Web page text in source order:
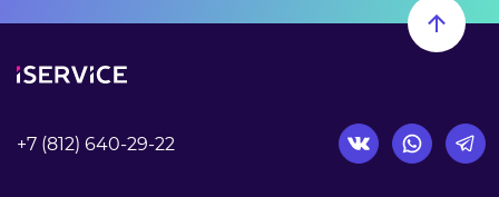
+7 (812) 640-29-22